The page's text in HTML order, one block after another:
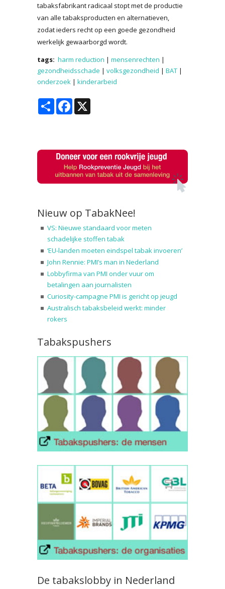
tabaksfabrikant radicaal stopt met de productie
van alle tabaksproducten en alternatieven,
zodat ieders recht op een goede gezondheid
werkelijk gewaarborgd wordt.
tags: harm reduction | mensenrechten |
gezondheidsschade | volksgezondheid | BAT |
onderzoek | kinderarbeid
Share Facebook
Nieuw op TabakNee!
VS: Nieuwe standaard voor meten
schadelijke stoffen tabak
‘EU-landen moeten eindspel tabak invoeren’
John Rennie: PMI’s man in Nederland
Lobbyfirma van PMI onder vuur om
betalingen aan journalisten
Curiosity-campagne PMI is gericht op jeugd
Australisch tabaksbeleid werkt: minder
rokers
Tabakspushers
De tabakslobby in Nederland